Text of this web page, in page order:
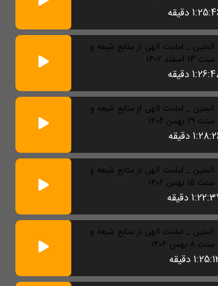
_ امامت الهی از منابع شیعه و
اسفند 1402
_ امامت الهی از منابع شیعه و
بهمن 1402
_ امامت الهی از منابع شیعه و
بهمن 1402
_ امامت الهی از منابع شیعه و
بهمن 1402